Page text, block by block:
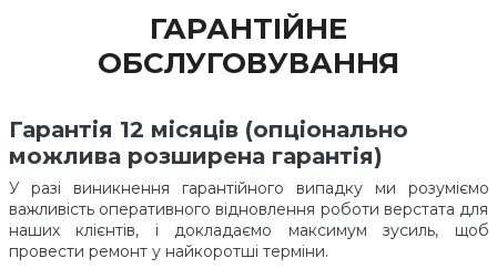
ГАРАНТІЙНЕ
ОБСЛУГОВУВАННЯ
Гарантія 12 місяців (опціонально
можлива розширена гарантія)
У разі виникнення гарантійного випадку ми розуміємо
важливість оперативного відновлення роботи верстата для
наших клієнтів, і докладаємо максимум зусиль, щоб
провести ремонт у найкоротші терміни.